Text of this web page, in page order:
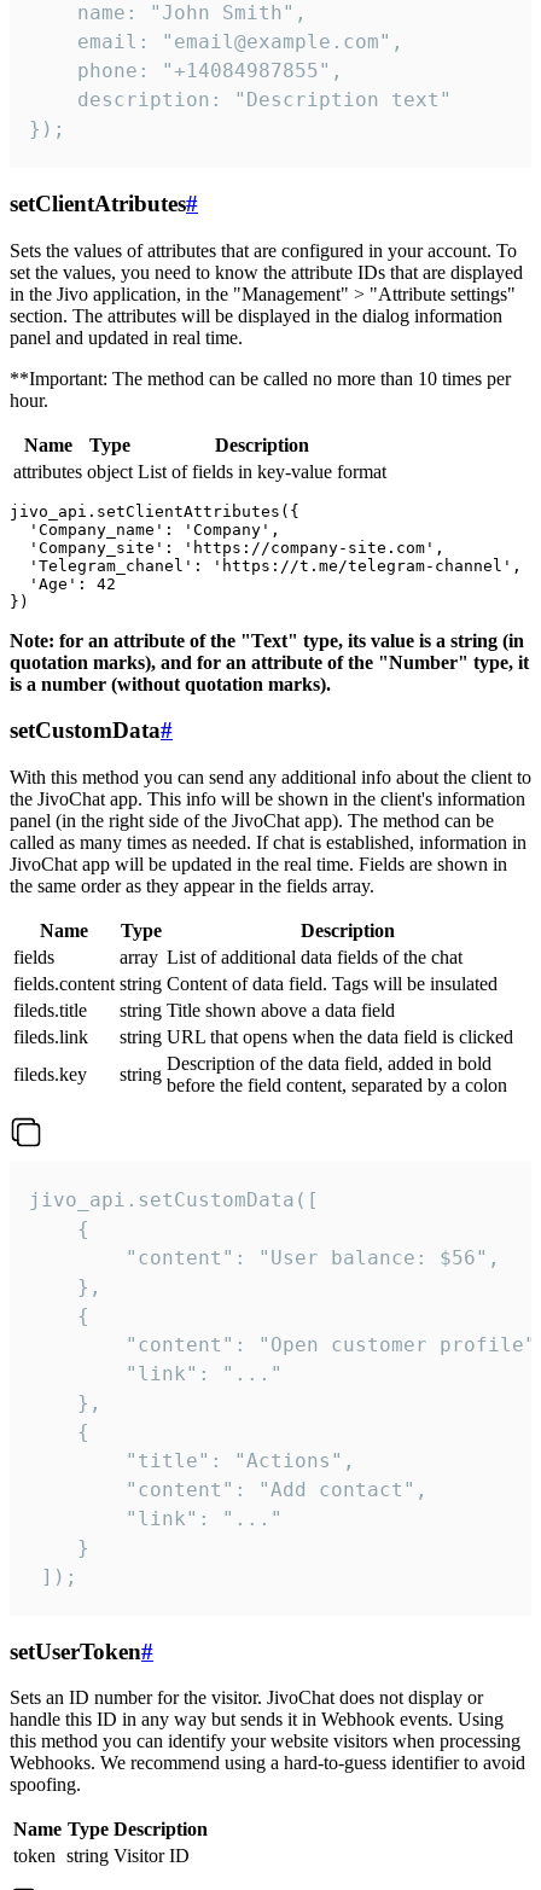
    name: "John Smith",
    email: "email@example.com",
    phone: "+14084987855",
    description: "Description text"
});
setClientAtributes#
Sets the values ​​of attributes that are configured in your account. To
set the values, you need to know the attribute IDs that are displayed
in the Jivo application, in the "Management" > "Attribute settings"
section. The attributes will be displayed in the dialog information
panel and updated in real time.
**Important: The method can be called no more than 10 times per
hour.
Name Type
Description
attributes object List of fields in key-value format
jivo_api.setClientAttributes({
  'Company_name': 'Company',
  'Company_site': 'https://company-site.com',
  'Telegram_chanel': 'https://t.me/telegram-channel',
  'Age': 42
Note: for an attribute of the "Text" type, its value is a string (in
quotation marks), and for an attribute of the "Number" type, it
is a number (without quotation marks).
setCustomData#
With this method you can send any additional info about the client to
the JivoChat app. This info will be shown in the client's information
panel (in the right side of the JivoChat app). The method can be
called as many times as needed. If chat is established, information in
JivoChat app will be updated in the real time. Fields are shown in
the same order as they appear in the fields array.
Name Type
Description
fields
array List of additional data fields of the chat
fields.content string Content of data field. Tags will be insulated
fileds.title
string Title shown above a data field
fileds.link
string URL that opens when the data field is clicked
fileds.key
string
Description of the data field, added in bold
before the field content, separated by a colon
jivo_api.setCustomData([
    {
        "content": "User balance: $56",
    },
    {
"content": "Open customer
        "link": "..."
    },
    {
        "title": "Actions",
        "content": "Add contact",
        "link": "..."
    }
]);
setUserToken#
Sets an ID number for the visitor. JivoChat does not display or
handle this ID in any way but sends it in Webhook events. Using
this method you can identify your website visitors when processing
Webhooks. We recommend using a hard-to-guess identifier to avoid
spoofing.
Name Type Description
token string Visitor ID